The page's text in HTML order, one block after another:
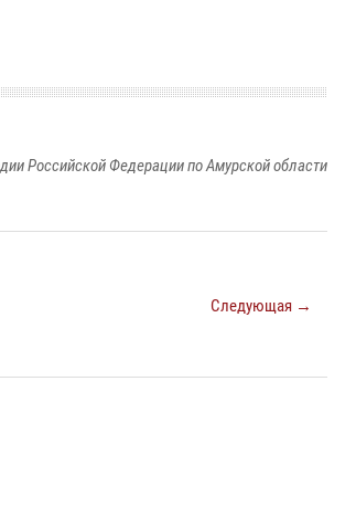
Российской Федерации по Амурской области
Следующая →